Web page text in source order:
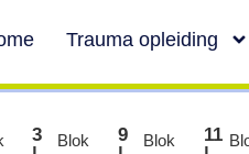
Trauma opleiding
3
Blok
9
Blok
11